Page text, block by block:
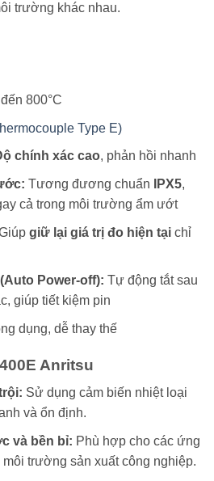
trường khác nhau.
800°C
Type E)
chính xác cao, phản hồi nhanh
Tương đương chuẩn IPX5,
cả trong môi trường ẩm ướt
giữ lại giá trị đo hiện tạichỉ
Power-off): Tự động tắt sau
giúp tiết kiệm pin
dụng, dễ thay thế
Anritsu
Sử dụng cảm biến nhiệt loại
và ổn định.
và bền bỉ: Phù hợp cho các ứng
trường sản xuất công nghiệp.